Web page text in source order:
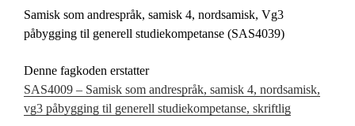
Samisk som andrespråk, samisk 4, nordsamisk, Vg3
påbygging til generell studiekompetanse (SAS4039)
Denne fagkoden erstatter
SAS4009 – Samisk som andrespråk, samisk 4, nordsamisk,
vg3 påbygging til generell studiekompetanse, skriftlig